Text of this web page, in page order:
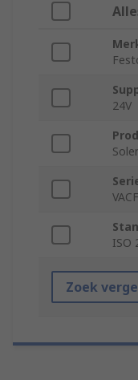
24V
VACF
ISO
Zoek